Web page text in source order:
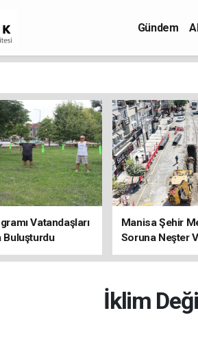
Gündem
Vatandaşları
Buluşturdu
Manisa Şehir
Soruna Neşter
İklim